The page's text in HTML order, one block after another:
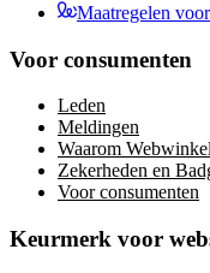
Maatregelen
Voor consumenten
Leden
Meldingen
Waarom
Zekerheden en
Voor consumenten
Keurmerk voor